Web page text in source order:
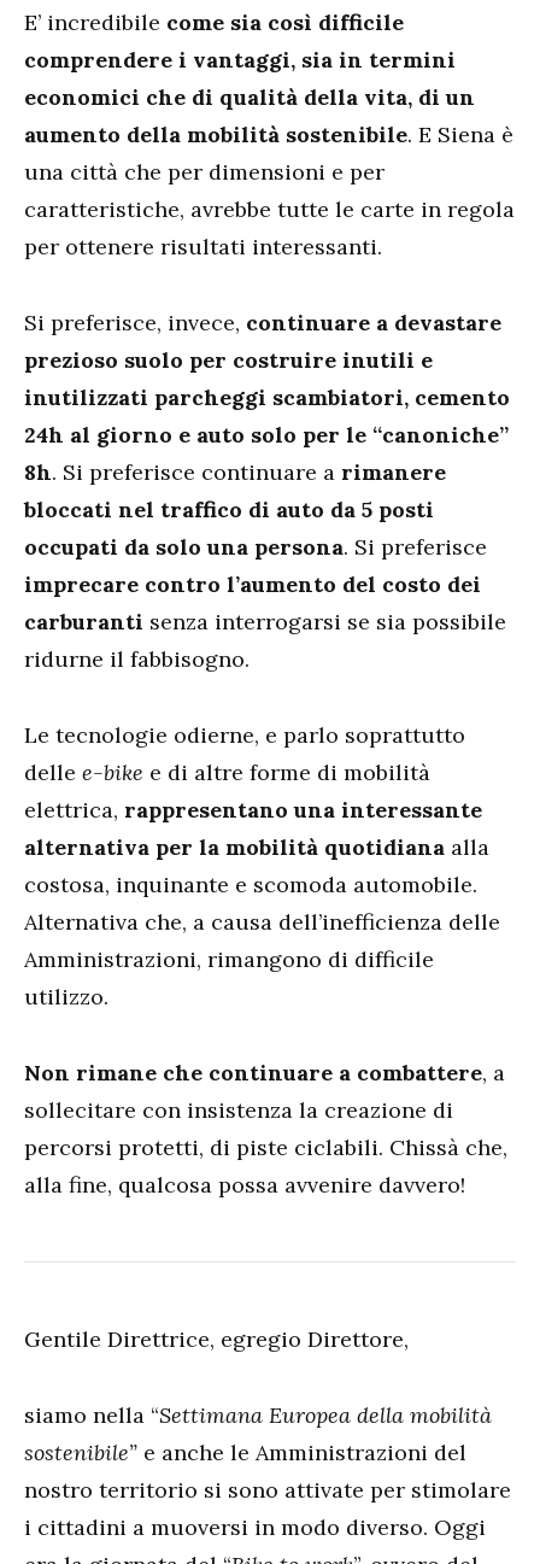
E’ incredibile come sia così difficile
comprendere i vantaggi, sia in termini
economici che di qualità della vita, di un
aumento della mobilità sostenibile. E Siena è
una città che per dimensioni e per
caratteristiche, avrebbe tutte le carte in regola
per ottenere risultati interessanti.
Si preferisce, invece, continuare a devastare
prezioso suolo per costruire inutili e
inutilizzati parcheggi scambiatori, cemento
24h al giorno e auto solo per le “canoniche”
8h. Si preferisce continuare a rimanere
bloccati nel traffico di auto da 5 posti
occupati da solo una persona. Si preferisce
imprecare contro l’aumento del costo dei
carburanti senza interrogarsi se sia possibile
ridurne il fabbisogno.
Le tecnologie odierne, e parlo soprattutto
delle e-bike e di altre forme di mobilità
elettrica, rappresentano una interessante
alternativa per la mobilità quotidiana alla
costosa, inquinante e scomoda automobile.
Alternativa che, a causa dell’inefficienza delle
Amministrazioni, rimangono di difficile
utilizzo.
Non rimane che continuare a combattere, a
sollecitare con insistenza la creazione di
percorsi protetti, di piste ciclabili. Chissà che,
alla fine, qualcosa possa avvenire davvero!
Gentile Direttrice, egregio Direttore,
siamo nella “Settimana Europea della mobilità
sostenibile” e anche le Amministrazioni del
nostro territorio si sono attivate per stimolare
i cittadini a muoversi in modo diverso. Oggi